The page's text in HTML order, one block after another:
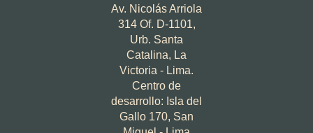
Av. Nicolás Arriola
314 Of. D-1101,
Urb. Santa
Catalina, La
Victoria - Lima.
Centro de
desarrollo: Isla del
Gallo 170, San